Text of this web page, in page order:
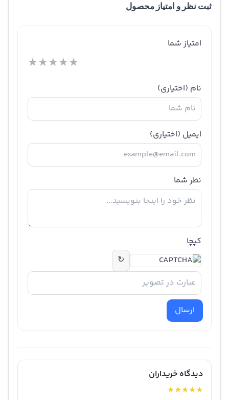
ثبت نظر و امتیاز محصول
امتیاز شما
★★★★★
نام (اختیاری)
ایمیل (اختیاری)
نظر شما
کپچا
↻
ارسال
دیدگاه خریداران
★
★
★
★
★